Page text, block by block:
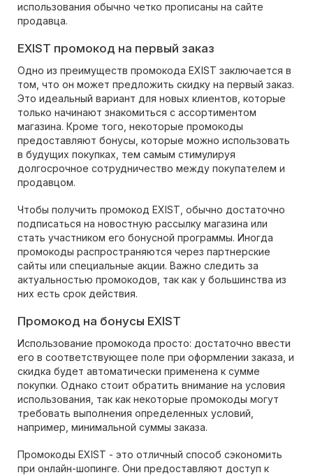
использования обычно четко прописаны на сайте
продавца.
EXIST промокод на первый заказ
Одно из преимуществ промокода EXIST заключается в
том, что он может предложить скидку на первый заказ.
Это идеальный вариант для новых клиентов, которые
только начинают знакомиться с ассортиментом
магазина. Кроме того, некоторые промокоды
предоставляют бонусы, которые можно использовать
в будущих покупках, тем самым стимулируя
долгосрочное сотрудничество между покупателем и
продавцом.
Чтобы получить промокод EXIST, обычно достаточно
подписаться на новостную рассылку магазина или
стать участником его бонусной программы. Иногда
промокоды распространяются через партнерские
сайты или специальные акции. Важно следить за
актуальностью промокодов, так как у большинства из
них есть срок действия.
Промокод на бонусы EXIST
Использование промокода просто: достаточно ввести
его в соответствующее поле при оформлении заказа, и
скидка будет автоматически применена к сумме
покупки. Однако стоит обратить внимание на условия
использования, так как некоторые промокоды могут
требовать выполнения определенных условий,
например, минимальной суммы заказа.
Промокоды EXIST - это отличный способ сэкономить
при онлайн-шопинге. Они предоставляют доступ к